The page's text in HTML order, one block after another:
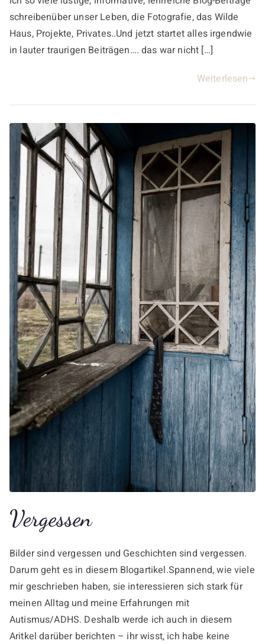
schreibenüber unser Leben, die Fotografie, das Wilde
Haus, Projekte, Privates..Und jetzt startet alles irgendwie
in lauter traurigen Beiträgen…. das war nicht […]
Weiterlesen
Vergessen
Bilder sind vergessen und Geschichten sind vergessen.
Darum geht es in diesem Blogartikel.Spannend, wie viele
mir geschrieben haben, sie interessieren sich stark für
meinen Alltag und meine Erfahrungen mit
Autismus/ADHS. Deshalb werde ich auch in diesem
Aritkel darüber berichten – ihr wisst, ich habe keine